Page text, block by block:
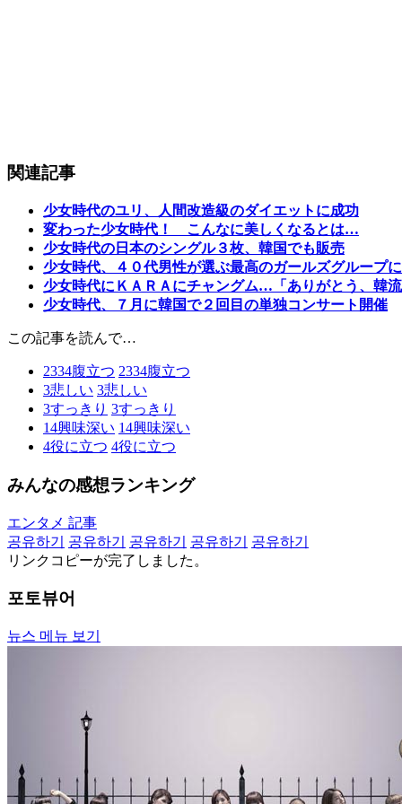
関連記事
少女時代のユリ、人間改造級のダイエットに成功
変わった少女時代！ こんなに美しくなるとは…
少女時代の日本のシングル３枚、韓国でも販売
少女時代、４０代男性が選ぶ最高のガールズグループに
少女時代にＫＡＲＡにチャングム…「ありがとう、韓
少女時代、７月に韓国で２回目の単独コンサート開催
この記事を読んで…
2334腹立つ 2334腹立つ
3悲しい 3悲しい
3すっきり 3すっきり
14興味深い 14興味深い
4役に立つ 4役に立つ
みんなの感想ランキング
エンタメ 記事
공유하기
공유하기 공유하기 공유하기
공유하기
リンクコピーが完了しました。
포토뷰어
뉴스 메뉴 보기